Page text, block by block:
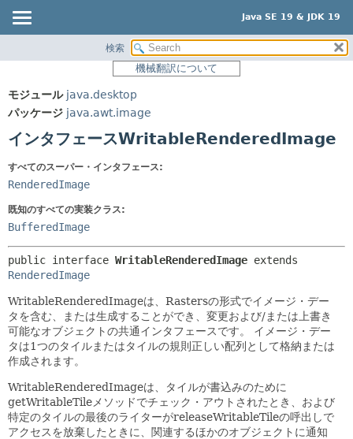
Java SE 19 & JDK 19
パッケージ
使用
ツリー
新規
非推奨
索引
ヘルプ
サマリー:
ネスト済
メソッド
メソッド
検索
機械翻訳について
モジュール java.desktop
パッケージ java.awt.image
インタフェースWritableRenderedImage
すべてのスーパー・インタフェース:
RenderedImage
既知のすべての実装クラス:
BufferedImage
public interface WritableRenderedImage
RenderedImage
WritableRenderedImageは、Rastersの形式でイメージ・デー
タを含む、または生成することができ、変更および/または上書き
可能なオブジェクトの共通インタフェースです。
イメージ・デー
タは1つのタイルまたはタイルの規則正しい配列として格納または
作成されます。
WritableRenderedImageは、タイルが書込みのために
getWritableTileメソッドでチェック・アウトされたとき、および
特定のタイルの最後のライターがreleaseWritableTileの呼出しで
アクセスを放棄したときに、関連するほかのオブジェクトに通知